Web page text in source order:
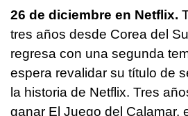
26 de diciembre en Netflix.
tres años desde Corea del
regresa con una segunda
espera revalidar su título de
la historia de Netflix. Tres
ganar El Juego del Calamar,